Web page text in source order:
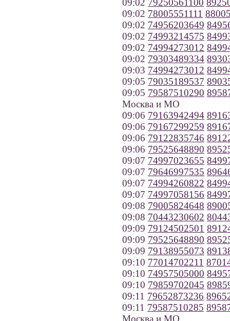
09:02 79250561100
09:02 78005551111
09:02 74956203649
09:02 74993214575
09:02 74994273012
09:02 79303489334
09:03 74994273012
09:05 79035189537
09:05 79587510290
Москва и МО
09:06 79163942494
09:06 79167299259
09:06 79122835746
09:06 79525648890
09:07 74997023655
09:07 79646997535
09:07 74994260822
09:07 74997058156
09:08 79005824648
09:08 70443230602
09:09 79124502501
09:09 79525648890
09:09 79138955073
09:10 77014702211
09:10 74957505000
09:10 79859702045
09:11 79652873236
09:11 79587510285
Москва и МО